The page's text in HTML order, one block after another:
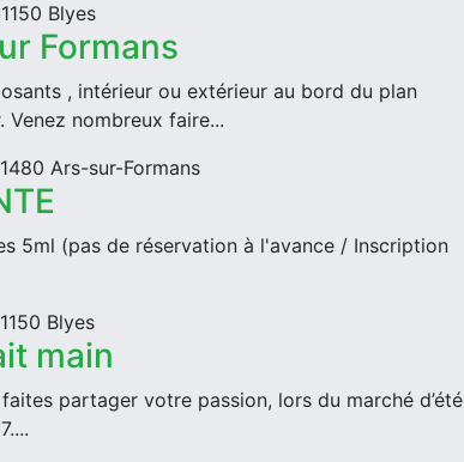
Blyes
Formans
, intérieur ou extérieur au bord du plan
nombreux faire...
Ars-sur-Formans
5ml (pas de réservation à l'avance / Inscription
Blyes
main
partager votre passion, lors du marché d’été